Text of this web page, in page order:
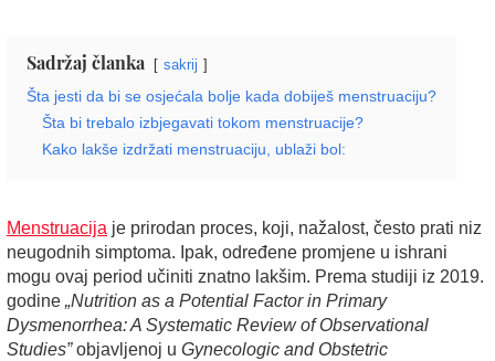
Sadržaj članka sakrij
Šta jesti da bi se osjećala bolje kada dobiješ menstruaciju?
Šta bi trebalo izbjegavati tokom menstruacije?
Kako lakše izdržati menstruaciju, ublaži bol:
Menstruacija je prirodan proces, koji, nažalost, često prati niz
neugodnih simptoma. Ipak, određene promjene u ishrani
mogu ovaj period učiniti znatno lakšim. Prema studiji iz 2019.
godine „Nutrition as a Potential Factor in Primary
Dysmenorrhea: A Systematic Review of Observational
Studies”objavljenoj u Gynecologic and Obstetric